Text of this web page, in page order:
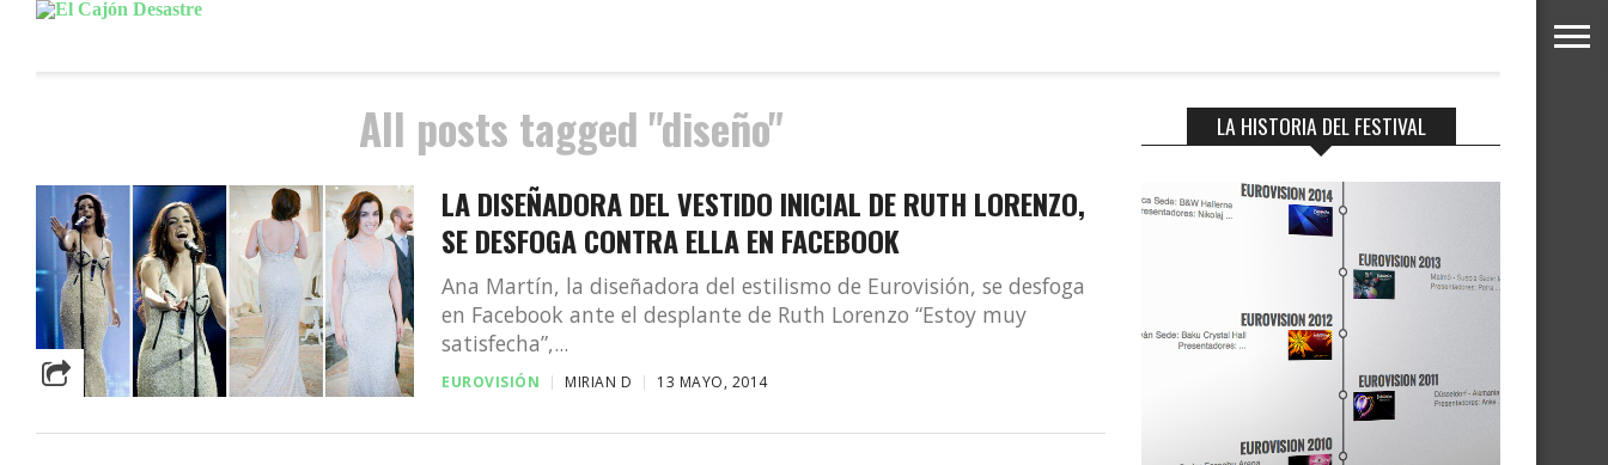
All posts tagged "diseño"
LA DISEÑADORA DEL VESTIDO INICIAL DE RUTH LORENZO,
SE DESFOGA CONTRA ELLA EN FACEBOOK
Ana Martín, la diseñadora del estilismo de Eurovisión, se desfoga
en Facebook ante el desplante de Ruth Lorenzo “Estoy muy
satisfecha”,...
EUROVISIÓN MIRIAN D 13 MAYO, 2014
LA HISTORIA DEL FESTIVAL